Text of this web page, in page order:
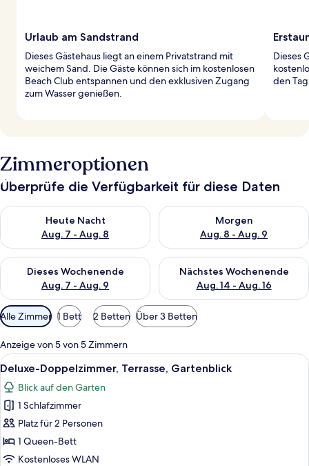
Urlaub am Sandstrand
Dieses Gästehaus liegt an einem Privatstrand mit
weichem Sand. Die Gäste können sich im kostenlosen
Beach Club entspannen und den exklusiven Zugang
zum Wasser genießen.
Dieses
den
Zimmeroptionen
Überprüfe die Verfügbarkeit für diese Daten
Heute Nacht
Aug. 7 - Aug. 8
Überprüfe die Verfügbarkeit für heute Nacht, Aug. 7 - Aug. 8.
Morgen
Aug. 8 - Aug. 9
Überprüfe die Verfügbarkeit
Dieses Wochenende
Aug. 7 - Aug. 9
Überprüfe die Verfügbarkeit für dieses Wochenende, Aug. 7
Nächstes Wochenende
Aug. 14 - Aug. 16
Überprüfe die Verfügbarkeit
Verfügbare
Filter
für
Zimmer
Alle Zimmer 1 Bett 2 Betten Über 3 Betten
Anzeige von 5 von 5 Zimmern
Alle
Fotos
für
Deluxe-
Doppelzimmer,
Terrasse,
Gartenblick
Ein modernes Hotelzimmer mit
4
Deluxe-Doppelzimmer, Terrasse, Gartenblick
Blick auf den Garten
1 Schlafzimmer
Platz für 2 Personen
1 Queen-Bett
Kostenloses WLAN